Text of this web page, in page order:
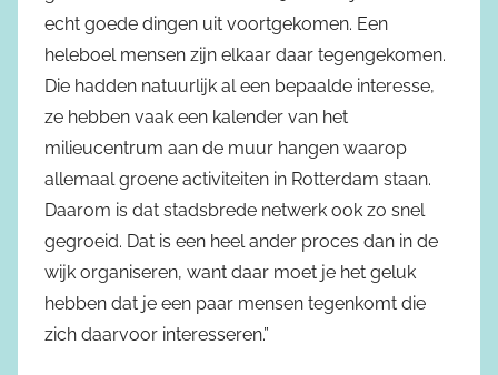
echt goede dingen uit voortgekomen. Een
heleboel mensen zijn elkaar daar tegengekomen.
Die hadden natuurlijk al een bepaalde interesse,
ze hebben vaak een kalender van het
milieucentrum aan de muur hangen waarop
allemaal groene activiteiten in Rotterdam staan.
Daarom is dat stadsbrede netwerk ook zo snel
gegroeid. Dat is een heel ander proces dan in de
wijk organiseren, want daar moet je het geluk
hebben dat je een paar mensen tegenkomt die
zich daarvoor interesseren.”